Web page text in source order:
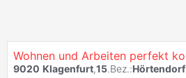
9020 Klagenfurt,15.Bez.:Hörtendorf